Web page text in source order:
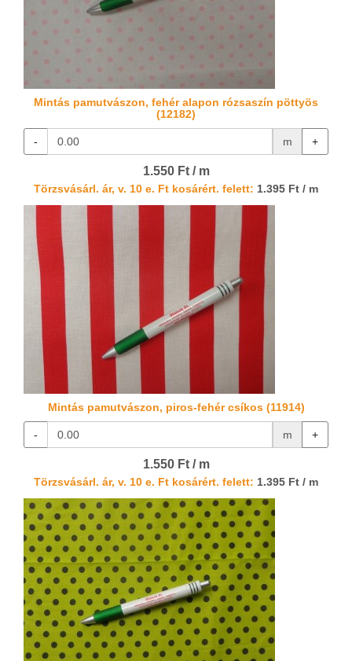
Mintás pamutvászon, fehér alapon rózsaszín pöttyös
(12182)
- m +
1.550 Ft / m
Törzsvásárl. ár, v. 10 e. Ft kosárért. felett: 1.395 Ft / m
Mintás pamutvászon, piros-fehér csíkos (11914)
- m +
1.550 Ft / m
Törzsvásárl. ár, v. 10 e. Ft kosárért. felett: 1.395 Ft / m